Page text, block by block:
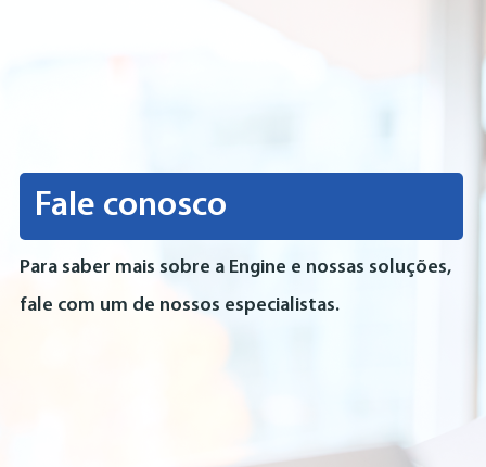
Fale conosco
Para saber mais sobre a Engine e nossas soluções,
fale com um de nossos especialistas.